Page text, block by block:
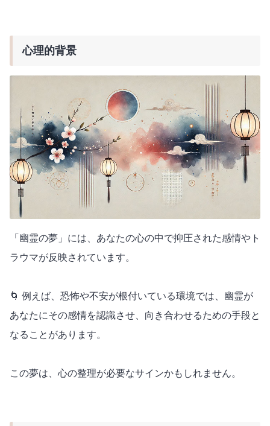
心理的背景
「幽霊の夢」には、あなたの心の中で抑圧された感情やト
ラウマが反映されています。
🌀 例えば、恐怖や不安が根付いている環境では、幽霊が
あなたにその感情を認識させ、向き合わせるための手段と
なることがあります。
この夢は、心の整理が必要なサインかもしれません。